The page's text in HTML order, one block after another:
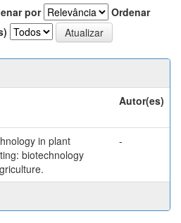
por
Ordenar
Autor(es)
in plant
biotechnology
-